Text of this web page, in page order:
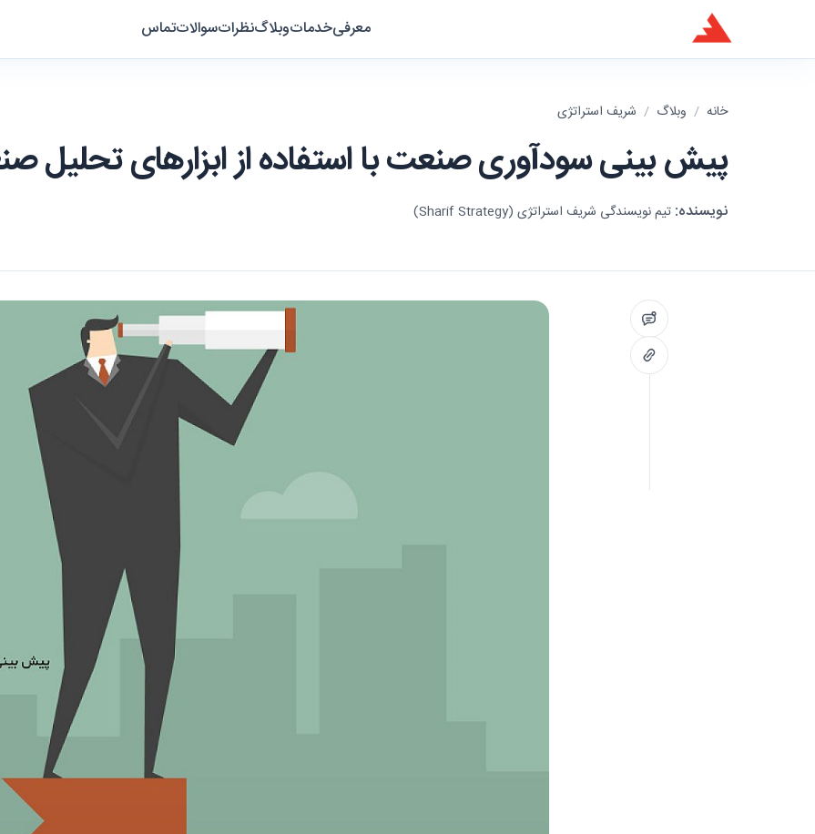
معرفیخدماتوبلاگنظراتسوالاتتماس
خانه / وبلاگ / شریف استراتژی
پیش بینی سودآوری صنعت با استفاده از ابزارهای تحلیل
نویسنده: تیم نویسندگی شریف استراتژی (Sharif Strategy)